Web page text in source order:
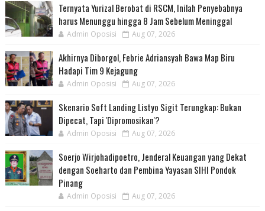
Ternyata Yurizal Berobat di RSCM, Inilah Penyebabnya
harus Menunggu hingga 8 Jam Sebelum Meninggal
Admin Oposisi Aug 07, 2026
Akhirnya Diborgol, Febrie Adriansyah Bawa Map Biru
Hadapi Tim 9 Kejagung
Admin Oposisi Aug 07, 2026
Skenario Soft Landing Listyo Sigit Terungkap: Bukan
Dipecat, Tapi 'Dipromosikan'?
Admin Oposisi Aug 07, 2026
Soerjo Wirjohadipoetro, Jenderal Keuangan yang Dekat
dengan Soeharto dan Pembina Yayasan SIHI Pondok
Pinang
Admin Oposisi Aug 07, 2026